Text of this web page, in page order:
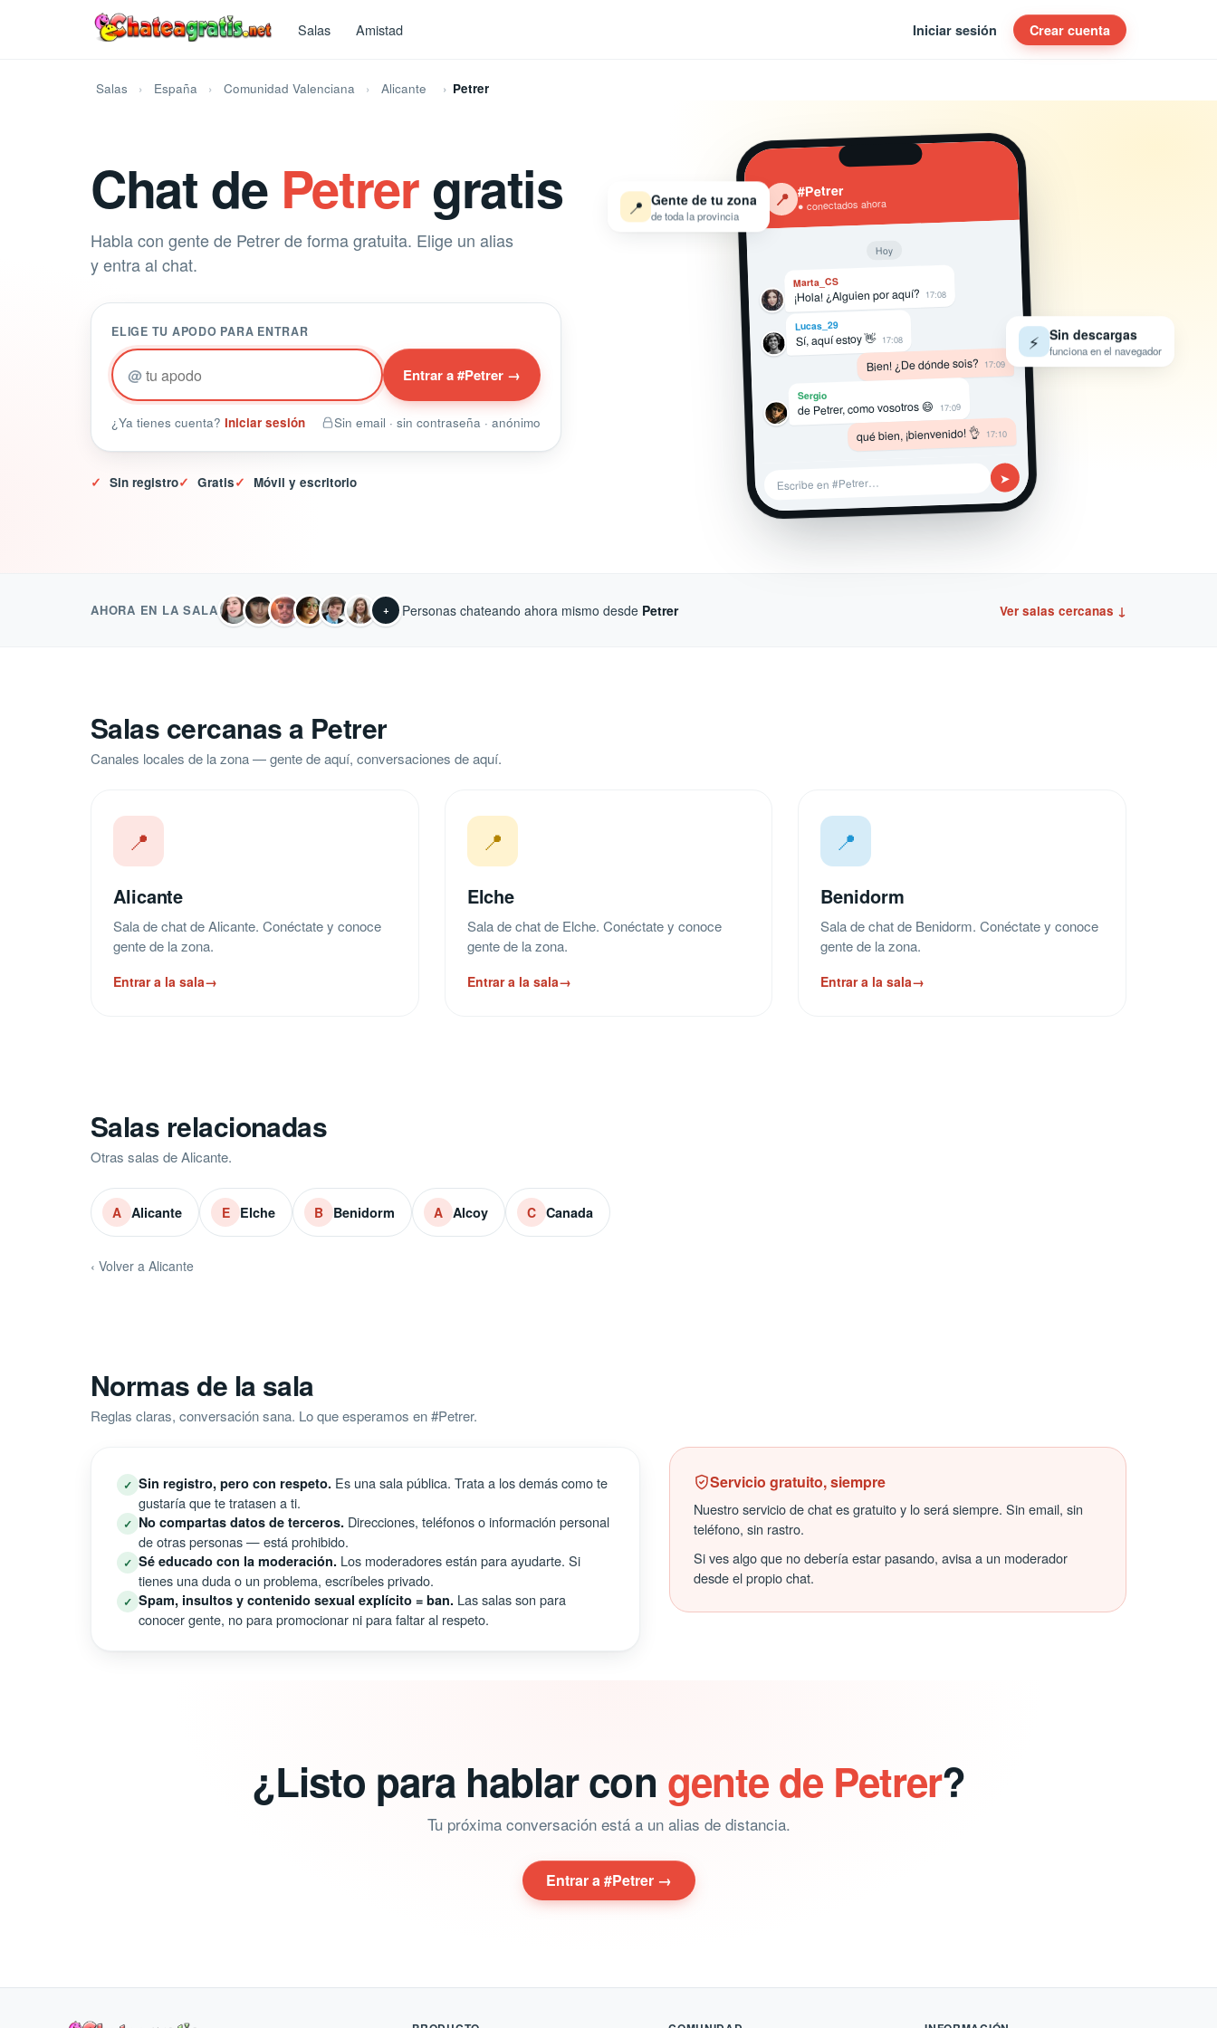
Salas Amistad Iniciar sesión Crear cuenta
Salas España Comunidad Valenciana Alicante Petrer
Chat de Petrergratis
Habla con gente de Petrer de forma gratuita. Elige un alias
y entra al chat.
ELIGE TU APODO PARA ENTRAR
@ Entrar a #Petrer →
¿Ya tienes cuenta? Iniciar sesión Sin email · sin contraseña · anónimo
✓ Sin registro✓ Gratis✓ Móvil y escritorio
📍 #Petrer
● conectados ahora
Hoy
Marta_CS
¡Hola! ¿Alguien por aquí? 17:08
Lucas_29
Sí, aquí estoy 👋 17:08
Bien! ¿De dónde sois? 17:09
Sergio
de Petrer, como vosotros 😄 17:09
qué bien, ¡bienvenido! 👌 17:10
Escribe en #Petrer… ➤
📍 Gente de tu zona
de toda la provincia
⚡ Sin descargas
funciona en el navegador
AHORA EN LA SALA + Personas chateando ahora mismo desde Petrer Ver salas cercanas ↓
Salas cercanas a Petrer
Canales locales de la zona — gente de aquí, conversaciones de aquí.
📍
Alicante
Sala de chat de Alicante. Conéctate y conoce
gente de la zona.
Entrar a la sala→
📍
Elche
Sala de chat de Elche. Conéctate y conoce
gente de la zona.
Entrar a la sala→
📍
Benidorm
Sala de chat de Benidorm. Conéctate y conoce
gente de la zona.
Entrar a la sala→
Salas relacionadas
Otras salas de Alicante.
A Alicante E Elche B Benidorm A Alcoy C Canada
‹ Volver a Alicante
Normas de la sala
Reglas claras, conversación sana. Lo que esperamos en #Petrer.
✓ Sin registro, pero con respeto. Es una sala pública. Trata a los demás como te
gustaría que te tratasen a ti.
✓ No compartas datos de terceros. Direcciones, teléfonos o información personal
de otras personas — está prohibido.
✓ Sé educado con la moderación. Los moderadores están para ayudarte. Si
tienes una duda o un problema, escríbeles privado.
✓ Spam, insultos y contenido sexual explícito = ban. Las salas son para
conocer gente, no para promocionar ni para faltar al respeto.
Servicio gratuito, siempre
Nuestro servicio de chat es gratuito y lo será siempre. Sin email, sin
teléfono, sin rastro.
Si ves algo que no debería estar pasando, avisa a un moderador
desde el propio chat.
¿Listo para hablar con gente de Petrer?
Tu próxima conversación está a un alias de distancia.
Entrar a #Petrer →